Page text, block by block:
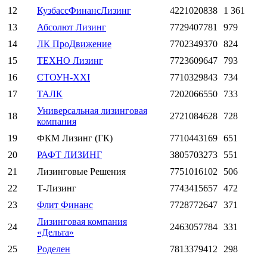
12
КузбассФинансЛизинг 4221020838
1 361
13
Абсолют Лизинг 7729407781
979
14
ЛК ПроДвижение 7702349370 824
15
ТЕХНО Лизинг 7723609647
793
16
СТОУН-XXI 7710329843
734
17
ТАЛК 7202066550 733
18
Универсальная лизинговая
компания
2721084628 728
19 ФКМ Лизинг (ГК) 7710443169 651
20
РАФТ ЛИЗИНГ 3805703273
551
21
Лизинговые Решения 7751016102
506
22
Т-Лизинг 7743415657 472
23
Флит Финанс 7728772647 371
24
Лизинговая компания
«Дельта»
2463057784 331
25 Роделен 7813379412 298